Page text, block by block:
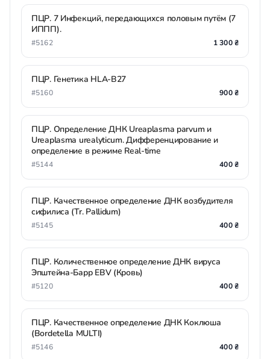
ПЦР. 7 Инфекций, передающихся половым путём (7
ИППП).
#5162 1 300 ₴
ПЦР. Генетика HLA-B27
#5160 900 ₴
ПЦР. Определение ДНК Ureaplasma parvum и
Ureaplasma urealyticum. Дифференцирование и
определение в режиме Real-time
#5144 400 ₴
ПЦР. Качественное определение ДНК возбудителя
сифилиса (Tr. Pallidum)
#5145 400 ₴
ПЦР. Количественное определение ДНК вируса
Эпштейна-Барр EBV (Кровь)
#5120 400 ₴
ПЦР. Качественное определение ДНК Коклюша
(Bordetella MULTI)
#5146 400 ₴